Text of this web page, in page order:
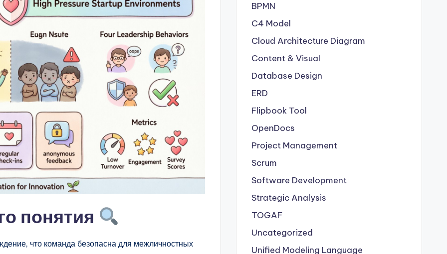
понятия
что команда безопасна для межличностных
BPMN
C4 Model
Cloud Architecture Diagram
Content & Visual
Database Design
ERD
Flipbook Tool
OpenDocs
Project Management
Scrum
Software Development
Strategic Analysis
TOGAF
Uncategorized
Unified Modeling Language